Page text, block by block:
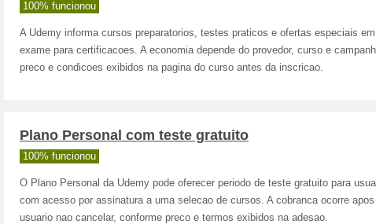
100% funcionou
A Udemy informa cursos preparatorios, testes praticos e ofertas especiais
exame para certificacoes. A economia depende do provedor, curso e
preco e condicoes exibidos na pagina do curso antes da inscricao.
Plano Personal com teste gratuito
100% funcionou
O Plano Personal da Udemy pode oferecer periodo de teste gratuito para
com acesso por assinatura a uma selecao de cursos. A cobranca ocorre
usuario nao cancelar, conforme preco e termos exibidos na adesao.